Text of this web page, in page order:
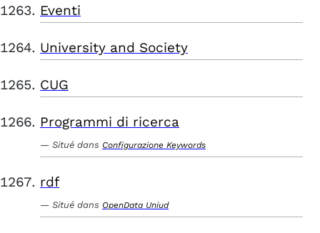
Eventi
University and Society
CUG
Programmi di ricerca
Situé dans Configurazione Keywords
rdf
Situé dans OpenData Uniud